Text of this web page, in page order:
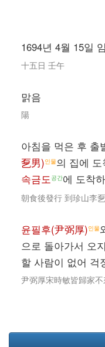
1694년 4월 15일
十五日 壬午
맑음
陽
아침을 먹은 후 출
乭男)인물의 집에 도
속금도공간에 도착
朝食後發行 到珍山李
윤필후(尹弼厚)인물
으로 돌아가서 오
할 사람이 없어 걱
尹弼厚宋時敏皆歸家